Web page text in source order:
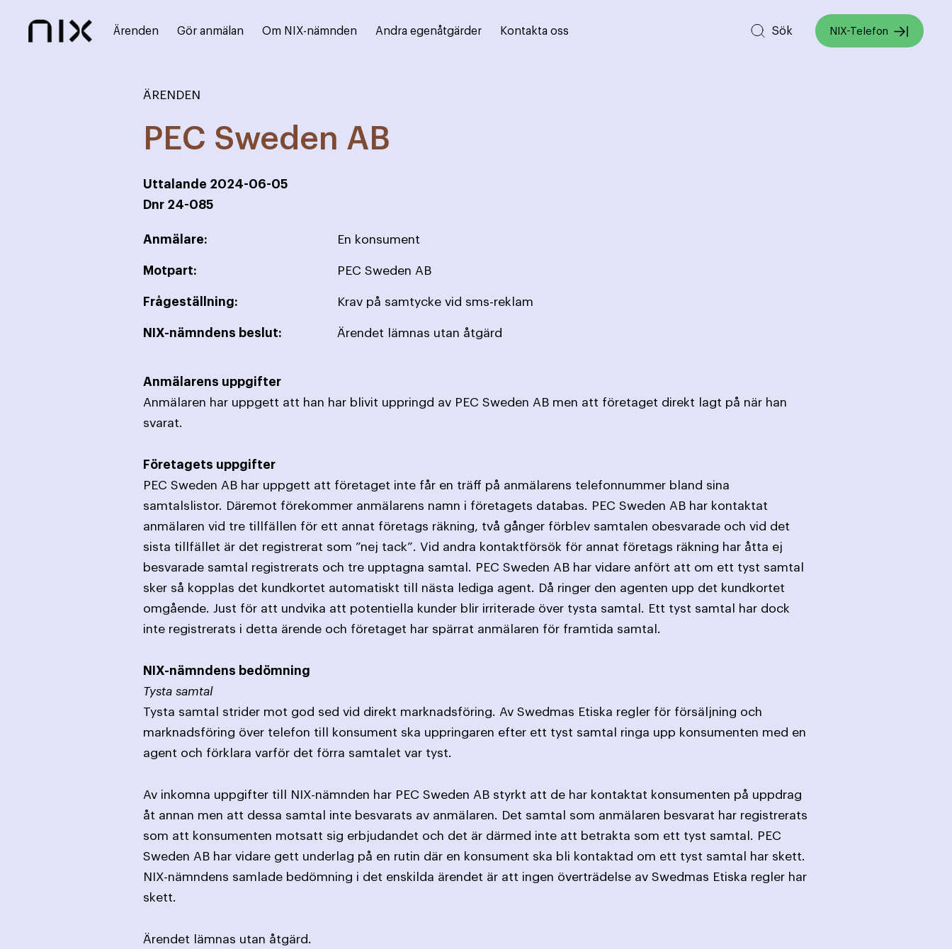
Ärenden Gör anmälan Om NIX-nämnden Andra egenåtgärder Kontakta oss Sök NIX-Telefon
ÄRENDEN
PEC Sweden AB
Uttalande 2024-06-05
Dnr 24-085
Anmälare: En konsument
Motpart: PEC Sweden AB
Frågeställning: Krav på samtycke vid sms-reklam
NIX-nämndens beslut: Ärendet lämnas utan åtgärd
Anmälarens uppgifter
Anmälaren har uppgett att han har blivit uppringd av PEC Sweden AB men att företaget direkt lagt på när han
svarat.
Företagets uppgifter
PEC Sweden AB har uppgett att företaget inte får en träff på anmälarens telefonnummer bland sina
samtalslistor. Däremot förekommer anmälarens namn i företagets databas. PEC Sweden AB har kontaktat
anmälaren vid tre tillfällen för ett annat företags räkning, två gånger förblev samtalen obesvarade och vid det
sista tillfället är det registrerat som ”nej tack”. Vid andra kontaktförsök för annat företags räkning har åtta ej
besvarade samtal registrerats och tre upptagna samtal. PEC Sweden AB har vidare anfört att om ett tyst samtal
sker så kopplas det kundkortet automatiskt till nästa lediga agent. Då ringer den agenten upp det kundkortet
omgående. Just för att undvika att potentiella kunder blir irriterade över tysta samtal. Ett tyst samtal har dock
inte registrerats i detta ärende och företaget har spärrat anmälaren för framtida samtal.
NIX-nämndens bedömning
Tysta samtal
Tysta samtal strider mot god sed vid direkt marknadsföring. Av Swedmas Etiska regler för försäljning och
marknadsföring över telefon till konsument ska uppringaren efter ett tyst samtal ringa upp konsumenten med en
agent och förklara varför det förra samtalet var tyst.
Av inkomna uppgifter till NIX-nämnden har PEC Sweden AB styrkt att de har kontaktat konsumenten på uppdrag
åt annan men att dessa samtal inte besvarats av anmälaren. Det samtal som anmälaren besvarat har registrerats
som att konsumenten motsatt sig erbjudandet och det är därmed inte att betrakta som ett tyst samtal. PEC
Sweden AB har vidare gett underlag på en rutin där en konsument ska bli kontaktad om ett tyst samtal har skett.
NIX-nämndens samlade bedömning i det enskilda ärendet är att ingen överträdelse av Swedmas Etiska regler har
skett.
Ärendet lämnas utan åtgärd.